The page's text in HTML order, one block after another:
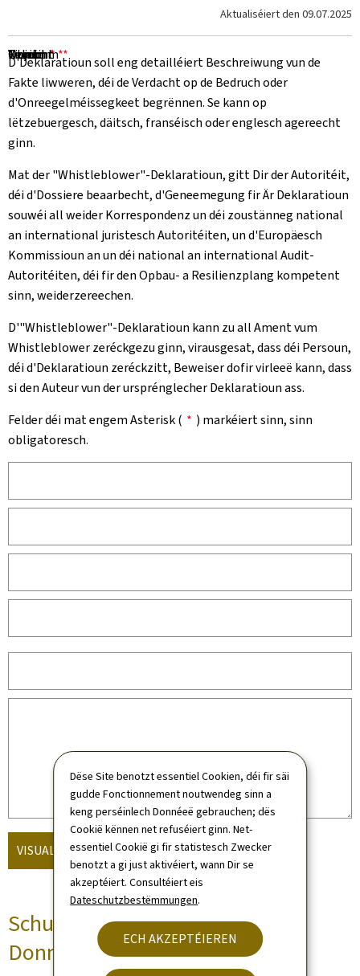
Dëse Site benotzt essentiel Cookien, déi fir säi
gudde Fonctionnement noutwendeg sinn a
keng perséinlech Donnéeë gebrauchen; dës
Cookië kënnen net refuséiert ginn. Net-
essentiel Cookië gi fir statistesch Zwecker
benotzt a gi just aktivéiert, wann Dir se
akzeptéiert. Consultéiert eis
Dateschutzbestëmmungen.
ECH AKZEPTÉIEREN
Aktualiséiert den 09.07.2025
D'Deklaratioun soll eng detailléiert Beschreiwung vun de
Fakte liwweren, déi de Verdacht op de Bedruch oder
d'Onreegelméissegkeet begrënnen. Se kann op
lëtzebuergesch, däitsch, franséisch oder englesch agereecht
ginn.
Mat der "Whistleblower"-Deklaratioun, gitt Dir der Autoritéit,
déi d'Dossiere beaarbecht, d'Geneemegung fir Är Deklaratioun
souwéi all weider Korrespondenz un déi zoustänneg national
an international juristesch Autoritéiten, un d'Europäesch
Kommissioun an un déi national an international Audit-
Autoritéiten, déi fir den Opbau- a Resilienzplang kompetent
sinn, weiderzereechen.
D'"Whistleblower"-Deklaratioun kann zu all Ament vum
Whistleblower zeréckgezu ginn, virausgesat, dass déi Persoun,
déi d'Deklaratioun zeréckzitt, Beweiser dofir virleeë kann, dass
si den Auteur vun der ursprénglecher Deklaratioun ass.
Felder déi mat engem Asterisk ( * ) markéiert sinn, sinn
obligatoresch.
Numm *
Virnumm *
E-mail *
Telefon
Objet
Noriicht *
VISUALISÉIEREN A FORTSCHÉCKEN
Schutz vun de perséinlechen
Donnéeën